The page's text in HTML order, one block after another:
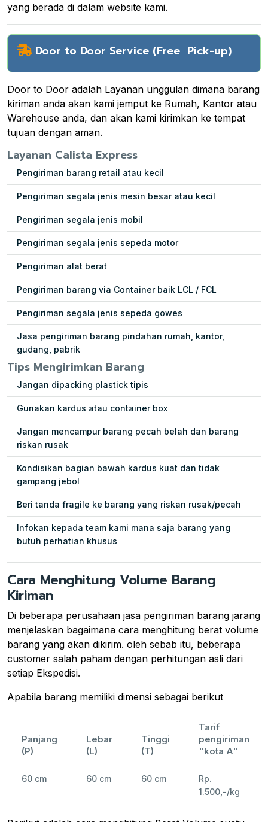
yang berada di dalam website kami.
Door to Door Service (Free Pick-up)
Door to Door adalah Layanan unggulan dimana barang
kiriman anda akan kami jemput ke Rumah, Kantor atau
Warehouse anda, dan akan kami kirimkan ke tempat
tujuan dengan aman.
Layanan Calista Express
Pengiriman barang retail atau kecil
Pengiriman segala jenis mesin besar atau kecil
Pengiriman segala jenis mobil
Pengiriman segala jenis sepeda motor
Pengiriman alat berat
Pengiriman barang via Container baik LCL / FCL
Pengiriman segala jenis sepeda gowes
Jasa pengiriman barang pindahan rumah, kantor,
gudang, pabrik
Tips Mengirimkan Barang
Jangan dipacking plastick tipis
Gunakan kardus atau container box
Jangan mencampur barang pecah belah dan barang
riskan rusak
Kondisikan bagian bawah kardus kuat dan tidak
gampang jebol
Beri tanda fragile ke barang yang riskan rusak/pecah
Infokan kepada team kami mana saja barang yang
butuh perhatian khusus
Cara Menghitung Volume Barang
Kiriman
Di beberapa perusahaan jasa pengiriman barang jarang
menjelaskan bagaimana cara menghitung berat volume
barang yang akan dikirim. oleh sebab itu, beberapa
customer salah paham dengan perhitungan asli dari
setiap Ekspedisi.
Apabila barang memiliki dimensi sebagai berikut
Panjang
(P)
Lebar
(L)
Tinggi
(T)
Tarif
pengiriman
"kota A"
60 cm 60 cm 60 cm
Rp.
1.500,-/kg